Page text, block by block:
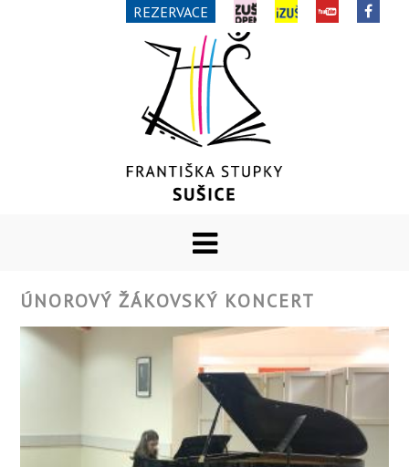
REZERVACE
ÚNOROVÝ ŽÁKOVSKÝ KONCERT